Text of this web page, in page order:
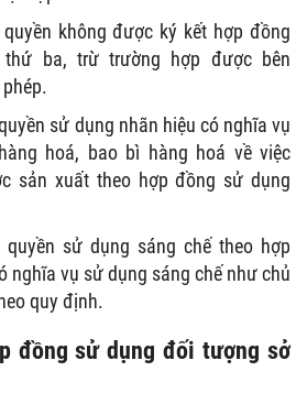
không được ký kết hợp đồng
ba, trừ trường hợp được bên
sử dụng nhãn hiệu có nghĩa vụ
hoá, bao bì hàng hoá về việc
sản xuất theo hợp đồng sử dụng
quyền sử dụng sáng chế theo hợp
nghĩa vụ sử dụng sáng chế như chủ
quy định.
đồng sử dụng đối tượng sở